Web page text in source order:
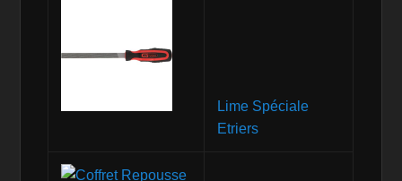
Lime Spéciale
Etriers